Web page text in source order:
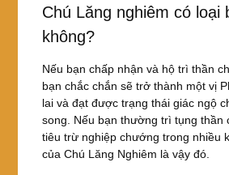
Chú Lăng nghiêm có loại
không?
Nếu bạn chấp nhận và hộ trì thần
bạn chắc chắn sẽ trở thành một vị
lai và đạt được trạng thái giác ngộ
song. Nếu bạn thường trì tụng thần
tiêu trừ nghiệp chướng trong nhiều
của Chú Lăng Nghiêm là vậy đó.